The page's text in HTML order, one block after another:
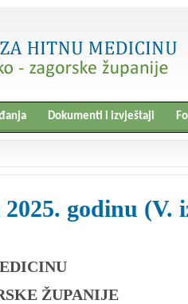
Dokumenti i izvještaji
2025. godinu (V.
ŽUPANIJE